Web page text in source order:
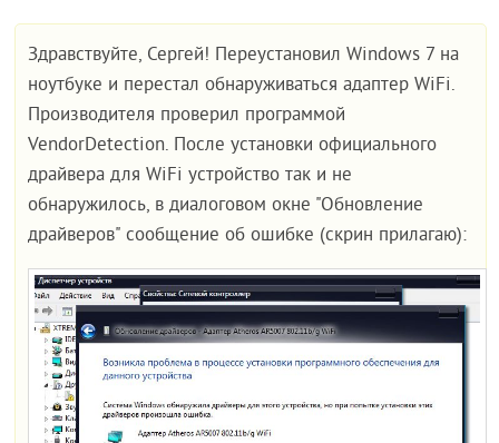
Здравствуйте, Сергей! Переустановил Windows 7 на
ноутбуке и перестал обнаруживаться адаптер WiFi.
Производителя проверил программой
VendorDetection. После установки официального
драйвера для WiFi устройство так и не
обнаружилось, в диалоговом окне "Обновление
драйверов" сообщение об ошибке (скрин прилагаю):